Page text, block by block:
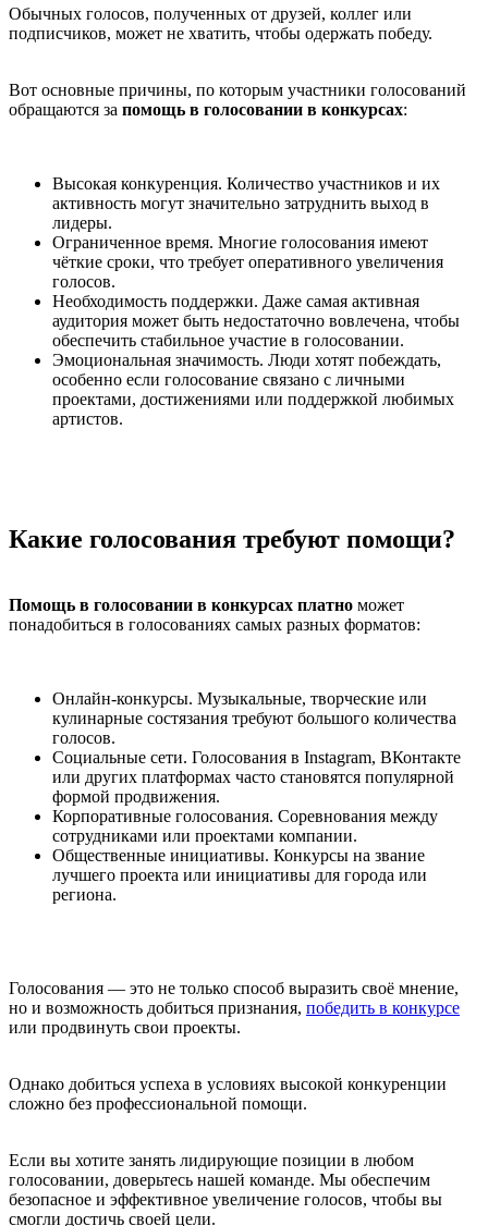
Обычных голосов, полученных от друзей, коллег или
подписчиков, может не хватить, чтобы одержать победу.
Вот основные причины, по которым участники голосований
обращаются за помощь в голосовании в конкурсах:
Высокая конкуренция. Количество участников и их
активность могут значительно затруднить выход в
лидеры.
Ограниченное время. Многие голосования имеют
чёткие сроки, что требует оперативного увеличения
голосов.
Необходимость поддержки. Даже самая активная
аудитория может быть недостаточно вовлечена, чтобы
обеспечить стабильное участие в голосовании.
Эмоциональная значимость. Люди хотят побеждать,
особенно если голосование связано с личными
проектами, достижениями или поддержкой любимых
артистов.
Какие голосования требуют помощи?
Помощь в голосовании в конкурсах платно может
понадобиться в голосованиях самых разных форматов:
Онлайн-конкурсы. Музыкальные, творческие или
кулинарные состязания требуют большого количества
голосов.
Социальные сети. Голосования в Instagram, ВКонтакте
или других платформах часто становятся популярной
формой продвижения.
Корпоративные голосования. Соревнования между
сотрудниками или проектами компании.
Общественные инициативы. Конкурсы на звание
лучшего проекта или инициативы для города или
региона.
Голосования — это не только способ выразить своё мнение,
но и возможность добиться признания, победить в конкурсе
или продвинуть свои проекты.
Однако добиться успеха в условиях высокой конкуренции
сложно без профессиональной помощи.
Если вы хотите занять лидирующие позиции в любом
голосовании, доверьтесь нашей команде. Мы обеспечим
безопасное и эффективное увеличение голосов, чтобы вы
смогли достичь своей цели.